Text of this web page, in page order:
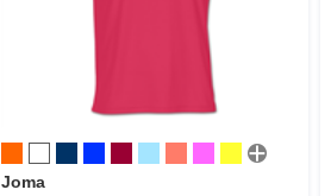
Joma